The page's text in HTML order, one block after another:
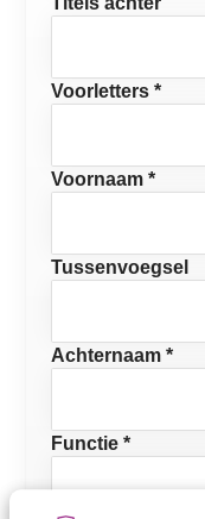
Voorletters *
Voornaam *
Tussenvoegsel
Achternaam *
Functie *